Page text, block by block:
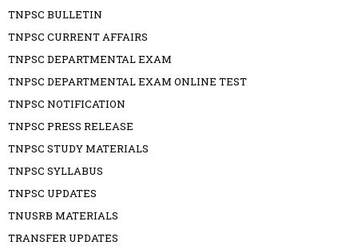
TNPSC BULLETIN
TNPSC CURRENT AFFAIRS
TNPSC DEPARTMENTAL EXAM
TNPSC DEPARTMENTAL EXAM ONLINE TEST
TNPSC NOTIFICATION
TNPSC PRESS RELEASE
TNPSC STUDY MATERIALS
TNPSC SYLLABUS
TNPSC UPDATES
TNUSRB MATERIALS
TRANSFER UPDATES